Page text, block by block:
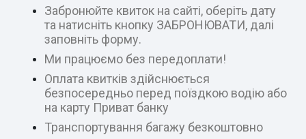
Забронюйте квиток на сайті, оберіть дату
та натисніть кнопку ЗАБРОНЮВАТИ, далі
заповніть форму.
Ми працюємо без передоплати!
Оплата квитків здійснюється
безпосередньо перед поїздкою водію або
на карту Приват банку
Транспортування багажу безкоштовно